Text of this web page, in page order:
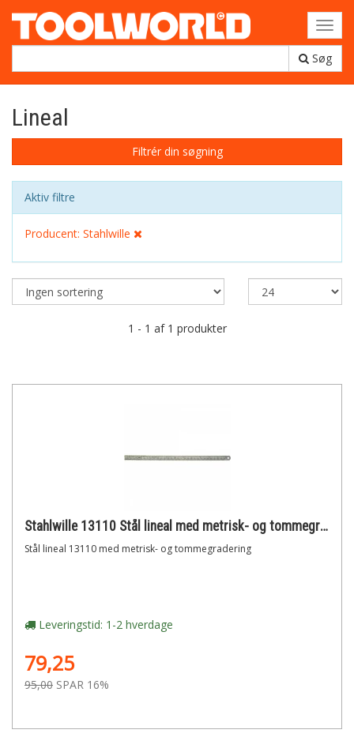
Søg
Lineal
Filtrér din søgning
Aktiv filtre
Producent: Stahlwille
1 - 1 af 1 produkter
Stahlwille 13110 Stål lineal med metrisk- og tommegradering
Stål lineal 13110 med metrisk- og tommegradering
Leveringstid: 1-2 hverdage
79,25
95,00 SPAR 16%